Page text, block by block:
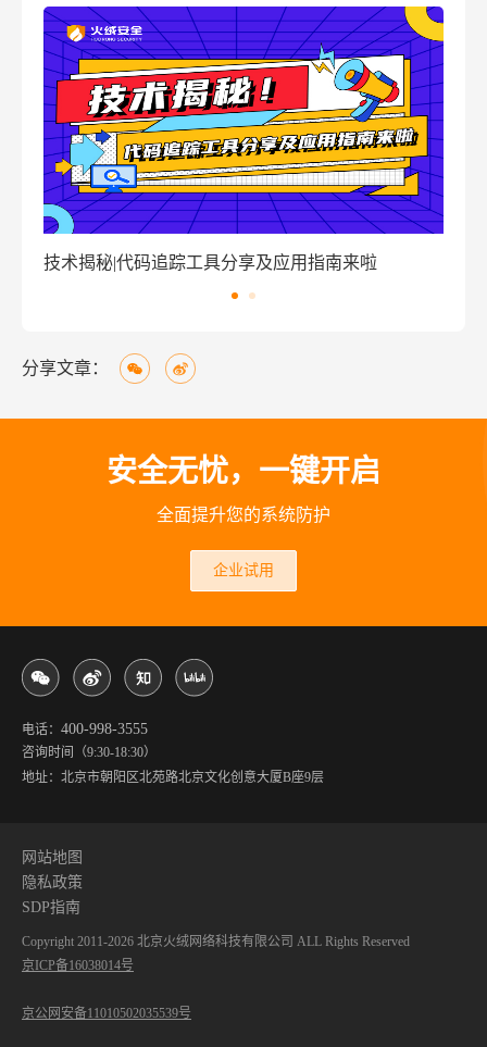
窃密病毒伪装Windows激活程序 盗取用户资金
分享文章：
安全无忧，一键开启
全面提升您的系统防护
企业试用
电话： 400-998-3555
咨询时间（9:30-18:30）
地址：北京市朝阳区北苑路北京文化创意大厦B座9层
Copyright 2011-2026 北京火绒网络科技有限公司 ALL Rights Reserved
京ICP备16038014号
京公网安备11010502035539号
网站地图
隐私政策
SDP指南